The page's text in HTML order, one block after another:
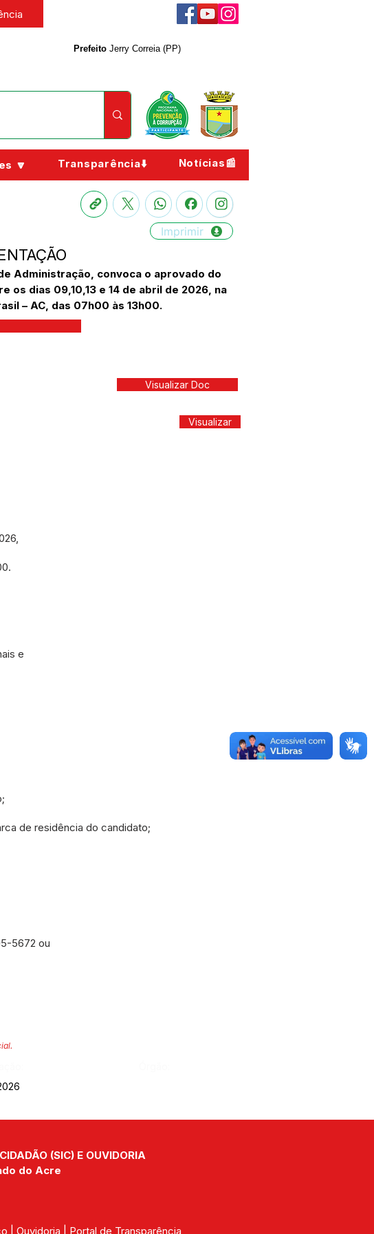
Prefeito Jerry Correia (PP)
🔽 Transparência⬇️ Notícias📰
Imprimir
Administração, convoca o aprovado do
os dias 09,10,13 e 14 de abril de 2026, na
– AC, das 07h00 às 13h00.
Visualizar Doc
e
de residência do candidato;
5672 ou
Visualizar
(SIC) E OUVIDORIA
do Acre
Ouvidoria Portal de Transparência